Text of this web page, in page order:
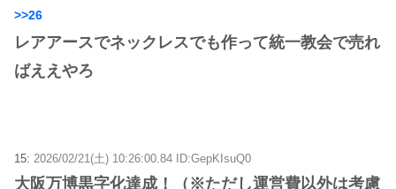
>>26
レアアースでネックレスでも作って統一教会で売れ
ばええやろ
15: 2026/02/21(土) 10:26:00.84 ID:GepKIsuQ0
大阪万博黒字化達成！（※ただし運営費以外は考慮